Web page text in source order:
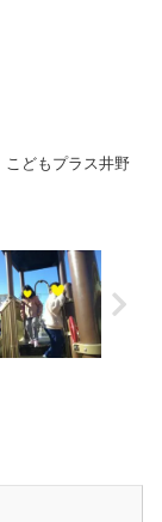
こどもプラス井野